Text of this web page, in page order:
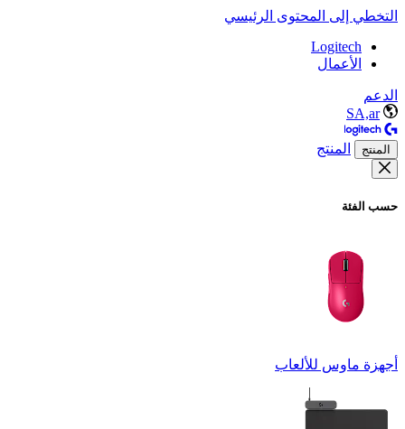
التخطي إلى المحتوى الرئيسي
Logitech
الأعمال
الدعم
SA,ar
المنتج المنتج
حسب الفئة
أجهزة ماوس للألعاب